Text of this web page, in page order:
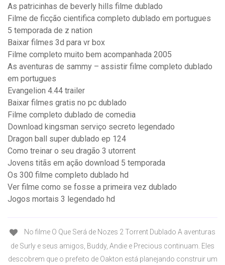
As patricinhas de beverly hills filme dublado
Filme de ficção cientifica completo dublado em portugues
5 temporada de z nation
Baixar filmes 3d para vr box
Filme completo muito bem acompanhada 2005
As aventuras de sammy – assistir filme completo dublado
em portugues
Evangelion 4.44 trailer
Baixar filmes gratis no pc dublado
Filme completo dublado de comedia
Download kingsman serviço secreto legendado
Dragon ball super dublado ep 124
Como treinar o seu dragão 3 utorrent
Jovens titãs em ação download 5 temporada
Os 300 filme completo dublado hd
Ver filme como se fosse a primeira vez dublado
Jogos mortais 3 legendado hd
No filme O Que Será de Nozes 2 Torrent Dublado A aventuras
de Surly e seus amigos, Buddy, Andie e Precious continuam. Eles
descobrem que o prefeito de Oakton está planejando construir um